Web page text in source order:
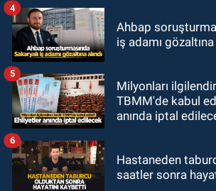
Ahbap
iş adamı gözaltına
4
Milyonları
TBMM'de kabul
anında iptal
5
Hastaneden
saatler sonra
6